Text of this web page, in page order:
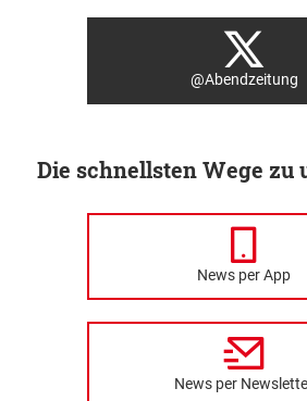
@Abendzeitung
Die schnellsten Wege zu
News per App
News per